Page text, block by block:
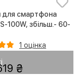
для смартфона
100W, збільш.- 60-
на камеру)
1 оцінка